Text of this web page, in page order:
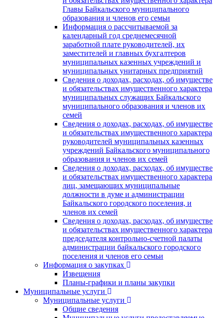
Главы Байкальского муниципального
образования и членов его семьи
Информация о рассчитываемой за
календарный год среднемесячной
заработной плате руководителей, их
заместителей и главных бухгалтеров
муниципальных казенных учреждений и
муниципальных унитарных предприятий
Сведения о доходах, расходах, об имуществе
и обязательствах имущественного характера
муниципальных служащих Байкальского
муниципального образования и членов их
семей
Сведения о доходах, расходах, об имуществе
и обязательствах имущественного характера
руководителей муниципальных казенных
учреждений Байкальского муниципального
образования и членов их семей
Сведения о доходах, расходах, об имуществе
и обязательствах имущественного характера
лиц, замещающих муниципальные
должности в думе и администрации
Байкальского городского поселения, и
членов их семей
Сведения о доходах, расходах, об имуществе
и обязательствах имущественного характера
председателя контрольно-счетной палаты
администрации байкальского городского
поселения и членов его семьи
Информация о закупках
Извещения
Планы-графики и планы закупки
Муниципальные услуги
Муниципальные услуги
Общие сведения